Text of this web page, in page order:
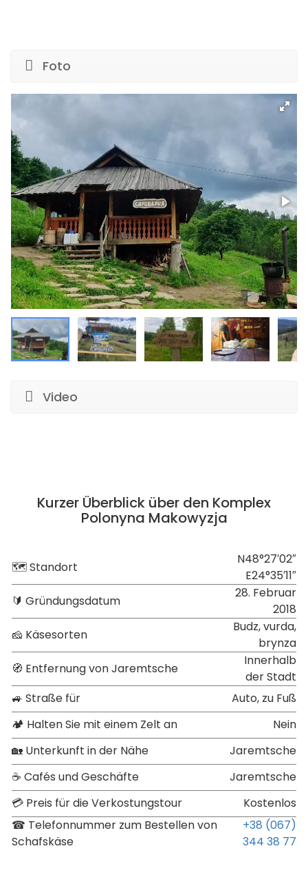
Foto
Video
Kurzer Überblick über den Komplex
Polonyna Makowyzja
🗺 Standort
N48°27′02″
E24°35′11″
🔰 Gründungsdatum
28. Februar
2018
🧀 Käsesorten
Budz, vurda,
brynza
🧭 Entfernung von Jaremtsche
Innerhalb
der Stadt
🚙 Straße für
Auto, zu Fuß
🏕 Halten Sie mit einem Zelt an
Nein
🏡 Unterkunft in der Nähe
Jaremtsche
☕ Cafés und Geschäfte
Jaremtsche
💳 Preis für die Verkostungstour
Kostenlos
☎ Telefonnummer zum Bestellen von
Schafskäse
+38 (067)
344 38 77